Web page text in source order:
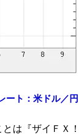
ート：米ドル／
は『ザイＦＸ